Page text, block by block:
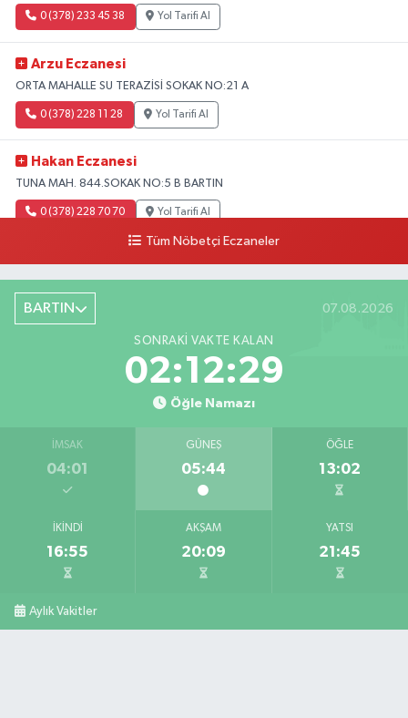
0 (378) 233 45 38 Yol Tarifi Al
Arzu Eczanesi
ORTA MAHALLE SU TERAZİSİ SOKAK NO:21 A
0 (378) 228 11 28 Yol Tarifi Al
Hakan Eczanesi
TUNA MAH. 844.SOKAK NO:5 B BARTIN
0 (378) 228 70 70 Yol Tarifi Al
Tüm Nöbetçi Eczaneler
BARTIN 07.08.2026
SONRAKI VAKTE KALAN
02:12:28
Öğle Namazı
İMSAK
04:01
GÜNEŞ
05:44
ÖĞLE
13:02
İKINDI
16:55
AKŞAM
20:09
YATSI
21:45
Aylık Vakitler